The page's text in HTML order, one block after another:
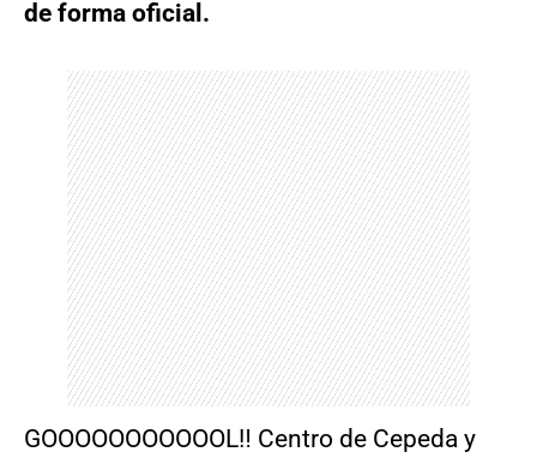
de forma oficial.
GOOOOOOOOOOOL‼️ Centro de Cepeda y